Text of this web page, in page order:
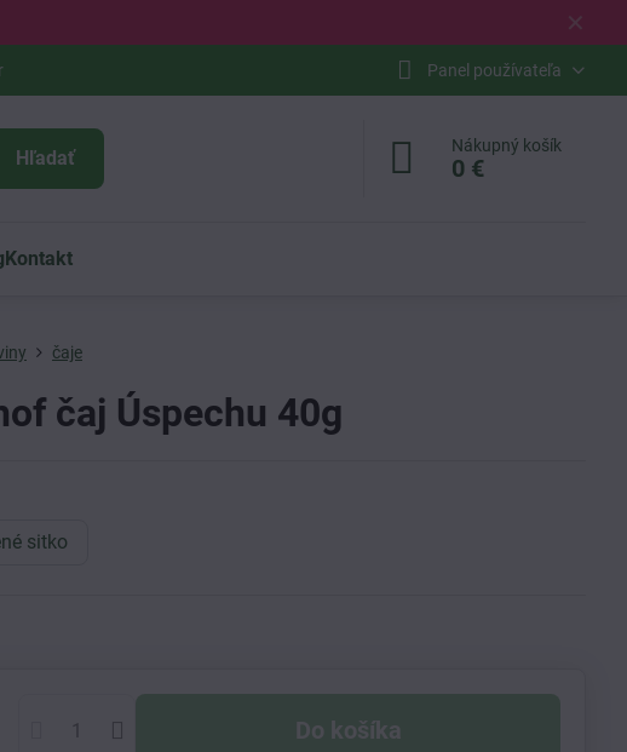
✕
Panel používateľa
Hľadať
Nákupný košík
0 €
Kontakt
čaje
čaj Úspechu 40g
sitko